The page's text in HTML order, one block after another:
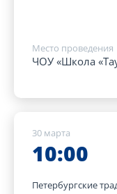
Место проведения
ЧОУ «Школа
30 марта
10:00
Петербургские